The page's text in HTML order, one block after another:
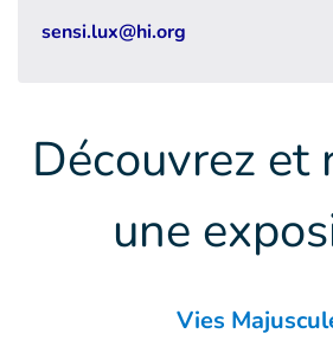
sensi.lux@hi.org
Découvrez et
une
Vies